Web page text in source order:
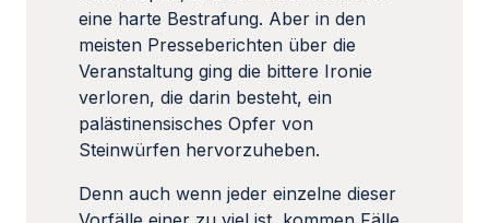
eine harte Bestrafung. Aber in den
meisten Presseberichten über die
Veranstaltung ging die bittere Ironie
verloren, die darin besteht, ein
palästinensisches Opfer von
Steinwürfen hervorzuheben.
Denn auch wenn jeder einzelne dieser